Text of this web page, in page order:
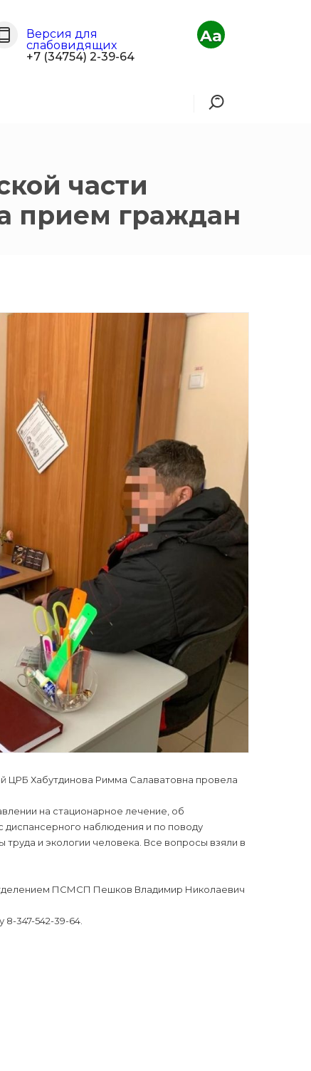
Версия для
слабовидящих
+7 (34754) 2-39-64
Aa
части
прием граждан
ЦРБ Хабутдинова Римма Салаватовна провела
на стационарное лечение, об
диспансерного наблюдения и по поводу
и экологии человека. Все вопросы взяли в
ПСМСП Пешков Владимир Николаевич
347-542-39-64.